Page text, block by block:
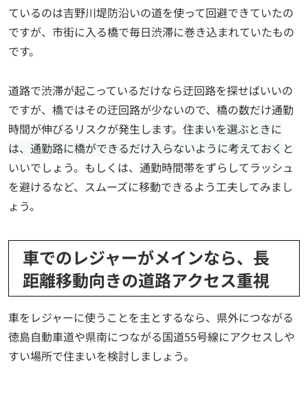
ているのは吉野川堤防沿いの道を使って回避できていたの
ですが、市街に入る橋で毎日渋滞に巻き込まれていたもの
です。
道路で渋滞が起こっているだけなら迂回路を探せばいいの
ですが、橋ではその迂回路が少ないので、橋の数だけ通勤
時間が伸びるリスクが発生します。 住まいを選ぶときに
は、通勤路に橋ができるだけ入らないように考えておく と
いいでしょう。もしくは、通勤時間帯をずらしてラッシュ
を避けるなど、スムーズに移動できるよう工夫してみまし
ょう。
車でのレジャーがメインなら、長
距離移動向きの道路アクセス重視
車をレジャーに使うことを主とするなら、県外につながる
徳島自動車道や県南につながる国道55号線にアクセスしや
すい場所で住まいを検討しましょう。